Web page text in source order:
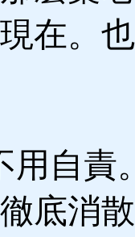
在。
自責
底消